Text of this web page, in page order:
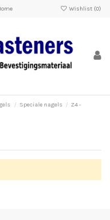
Wishlist (0)
Speciale nagels
Z4 -